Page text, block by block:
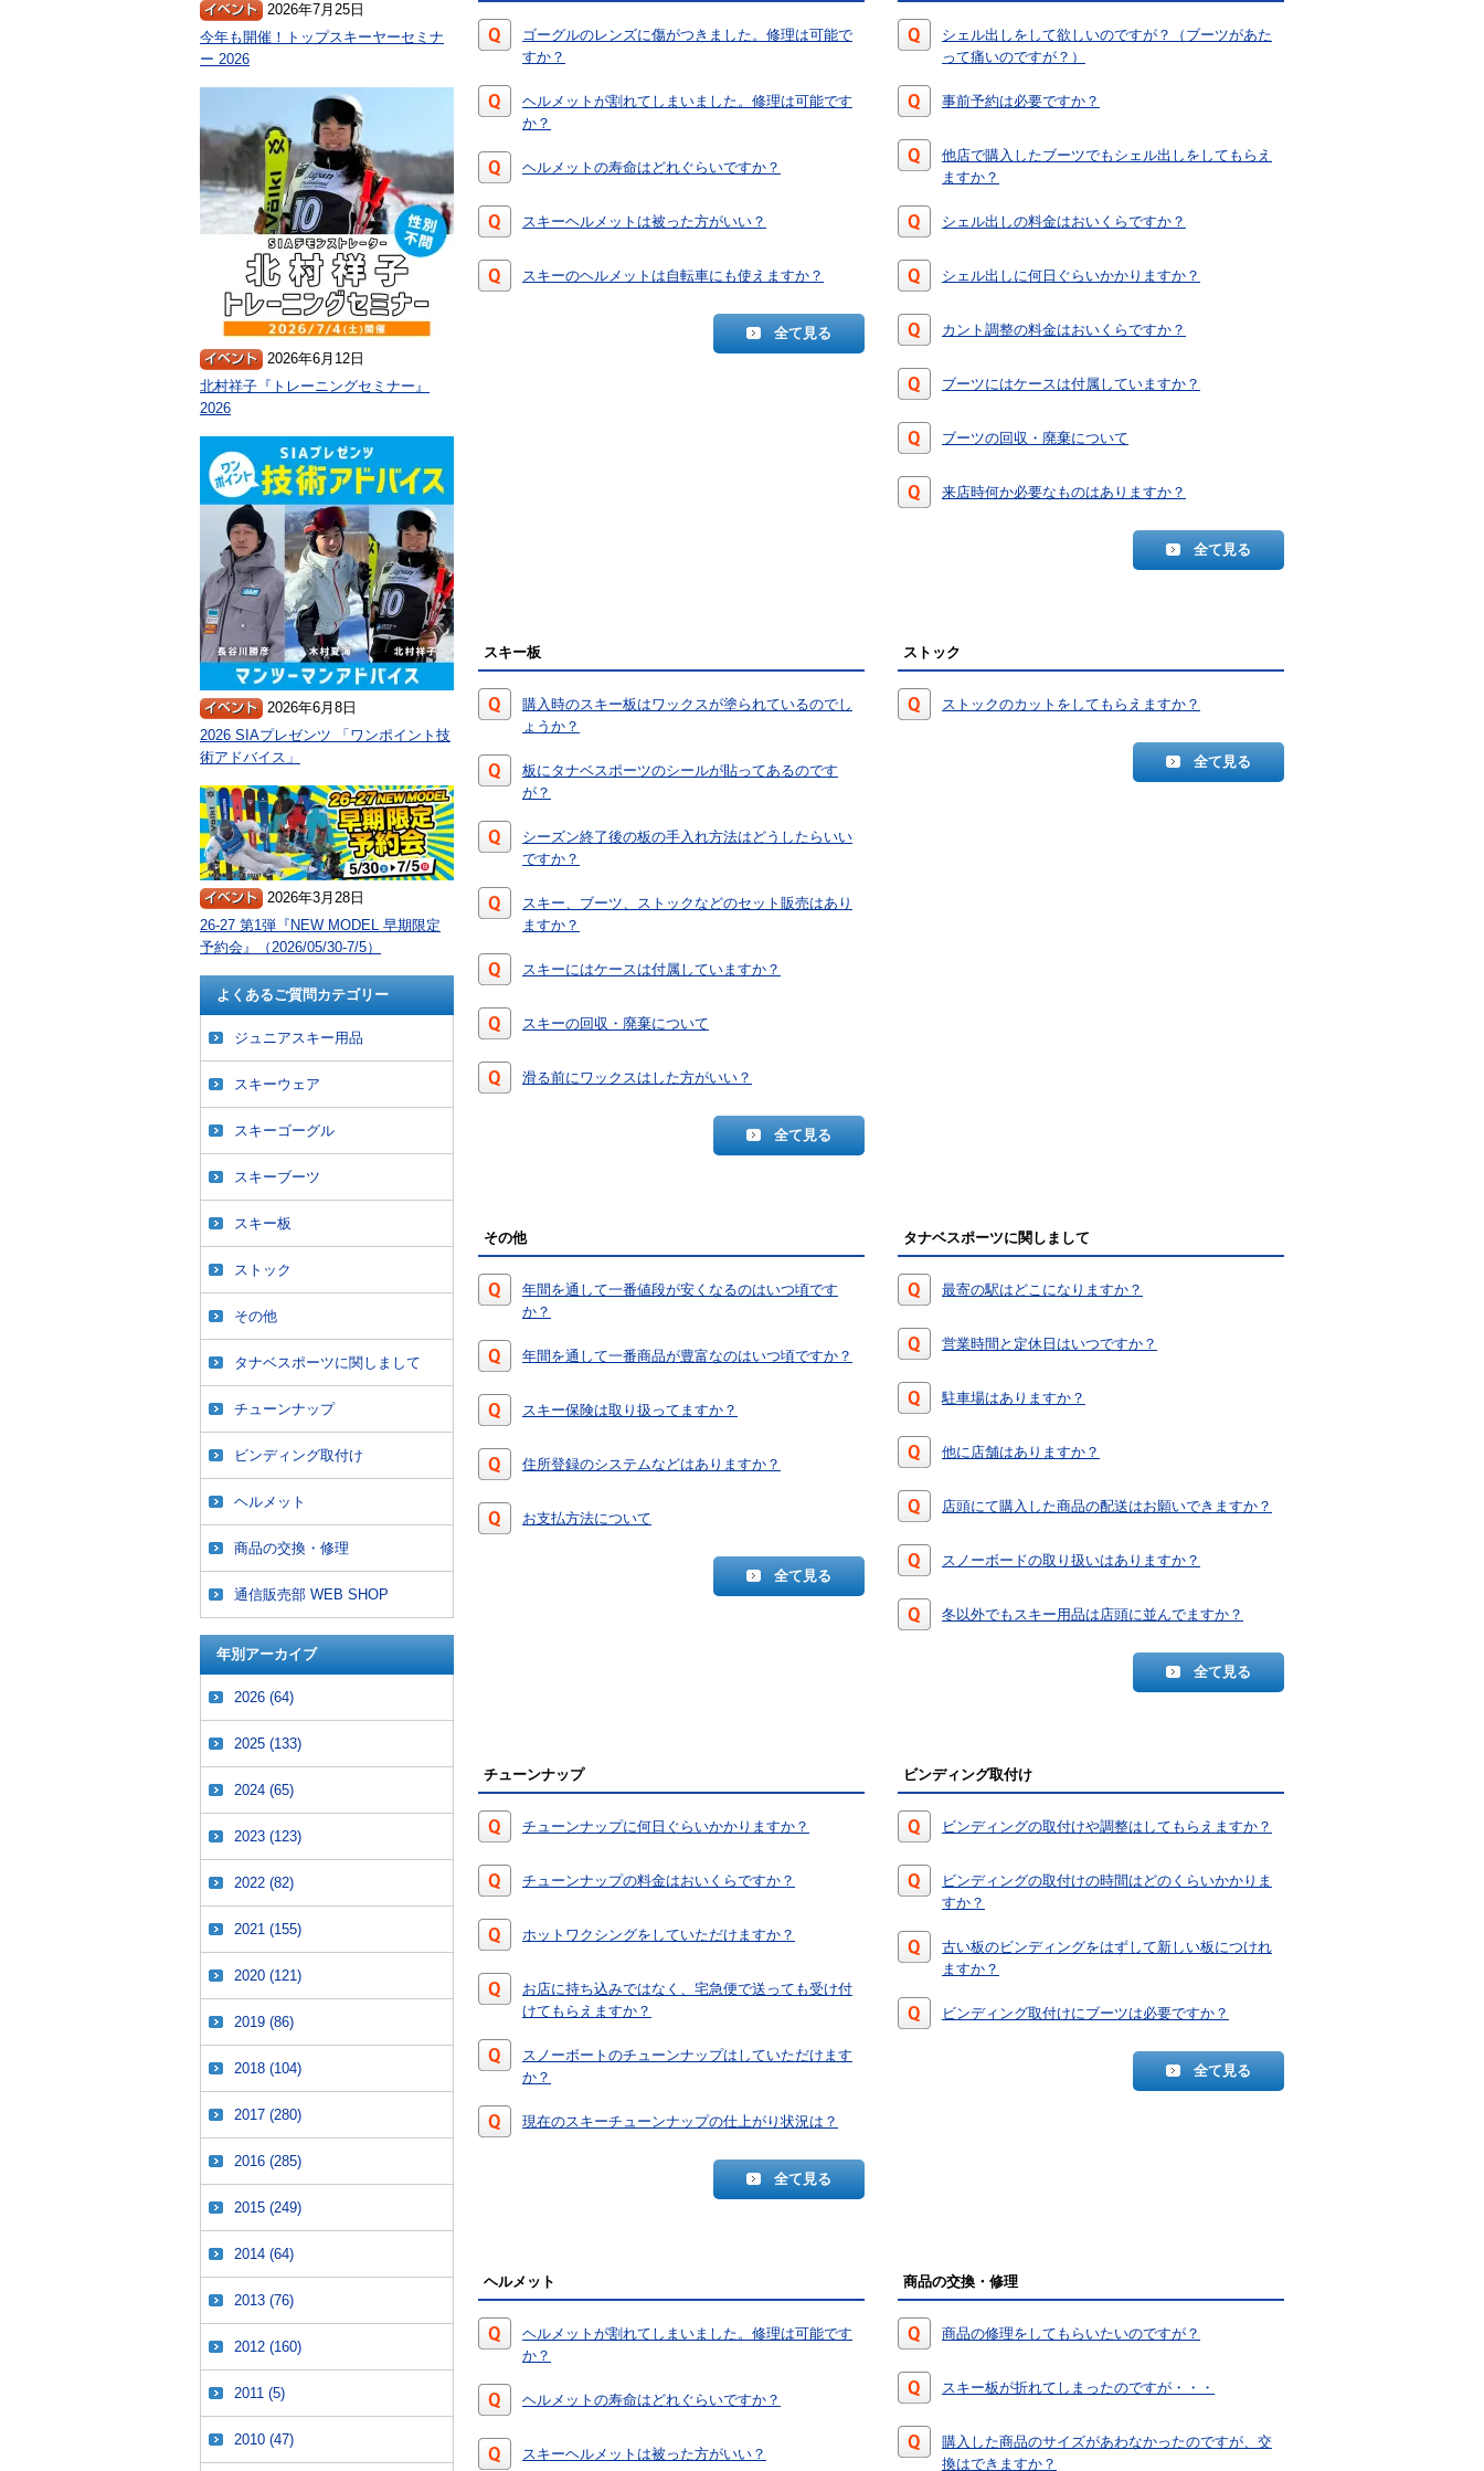
ゴーグルのレンズに傷がつきました。修理は可能で
すか？
ヘルメットが割れてしまいました。修理は可能です
か？
ヘルメットの寿命はどれぐらいですか？
スキーヘルメットは被った方がいい？
スキーのヘルメットは自転車にも使えますか？
全て見る
シェル出しをして欲しいのですが？（ブーツがあた
って痛いのですが？）
事前予約は必要ですか？
他店で購入したブーツでもシェル出しをしてもらえ
ますか？
シェル出しの料金はおいくらですか？
シェル出しに何日ぐらいかかりますか？
カント調整の料金はおいくらですか？
ブーツにはケースは付属していますか？
ブーツの回収・廃棄について
来店時何か必要なものはありますか？
全て見る
スキー板
購入時のスキー板はワックスが塗られているのでし
ょうか？
板にタナベスポーツのシールが貼ってあるのです
が？
シーズン終了後の板の手入れ方法はどうしたらいい
ですか？
スキー、ブーツ、ストックなどのセット販売はあり
ますか？
スキーにはケースは付属していますか？
スキーの回収・廃棄について
滑る前にワックスはした方がいい？
全て見る
ストック
ストックのカットをしてもらえますか？
全て見る
その他
年間を通して一番値段が安くなるのはいつ頃です
か？
年間を通して一番商品が豊富なのはいつ頃ですか？
スキー保険は取り扱ってますか？
住所登録のシステムなどはありますか？
お支払方法について
全て見る
タナベスポーツに関しまして
最寄の駅はどこになりますか？
営業時間と定休日はいつですか？
駐車場はありますか？
他に店舗はありますか？
店頭にて購入した商品の配送はお願いできますか？
スノーボードの取り扱いはありますか？
冬以外でもスキー用品は店頭に並んでますか？
全て見る
チューンナップ
チューンナップに何日ぐらいかかりますか？
チューンナップの料金はおいくらですか？
ホットワクシングをしていただけますか？
お店に持ち込みではなく、宅急便で送っても受け付
けてもらえますか？
スノーボートのチューンナップはしていただけます
か？
現在のスキーチューンナップの仕上がり状況は？
全て見る
ビンディング取付け
ビンディングの取付けや調整はしてもらえますか？
ビンディングの取付けの時間はどのくらいかかりま
すか？
古い板のビンディングをはずして新しい板につけれ
ますか？
ビンディング取付けにブーツは必要ですか？
全て見る
ヘルメット
ヘルメットが割れてしまいました。修理は可能です
か？
ヘルメットの寿命はどれぐらいですか？
スキーヘルメットは被った方がいい？
商品の交換・修理
商品の修理をしてもらいたいのですが？
スキー板が折れてしまったのですが・・・
購入した商品のサイズがあわなかったのですが、交
換はできますか？
2026年7月25日
今年も開催！トップスキーヤーセミナ
ー 2026
2026年6月12日
北村祥子『トレーニングセミナー』
2026
2026年6月8日
2026 SIAプレゼンツ 「ワンポイント技
術アドバイス」
2026年3月28日
26-27 第1弾『NEW MODEL 早期限定
予約会』（2026/05/30-7/5）
よくあるご質問カテゴリー
ジュニアスキー用品
スキーウェア
スキーゴーグル
スキーブーツ
スキー板
ストック
その他
タナベスポーツに関しまして
チューンナップ
ビンディング取付け
ヘルメット
商品の交換・修理
通信販売部 WEB SHOP
年別アーカイブ
2026 (64)
2025 (133)
2024 (65)
2023 (123)
2022 (82)
2021 (155)
2020 (121)
2019 (86)
2018 (104)
2017 (280)
2016 (285)
2015 (249)
2014 (64)
2013 (76)
2012 (160)
2011 (5)
2010 (47)